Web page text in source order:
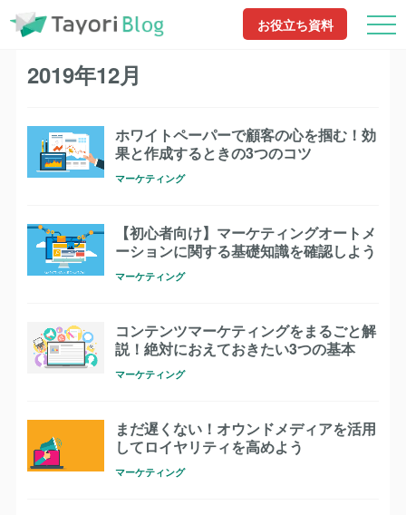
お役立ち資料
TayoriBlog 2019年12月
2019年12月
ホワイトペーパーで顧客の心を掴む！効
果と作成するときの3つのコツ
マーケティング
【初心者向け】マーケティングオートメ
ーションに関する基礎知識を確認しよう
マーケティング
コンテンツマーケティングをまるごと解
説！絶対におえておきたい3つの基本
マーケティング
まだ遅くない！オウンドメディアを活用
してロイヤリティを高めよう
マーケティング